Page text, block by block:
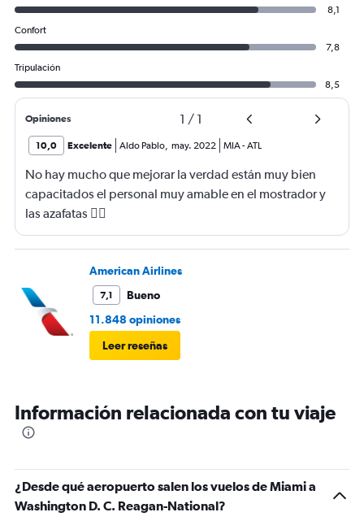
8,1
Confort
7,8
Tripulación
8,5
Opiniones 1 / 1
10,0 Excelente Aldo Pablo, may. 2022 MIA-ATL
No hay mucho que mejorar la verdad están muy bien
capacitados el personal muy amable en el mostrador y
las azafatas 👌🏼
American Airlines
7,1
Bueno
11.848 opiniones
Leer reseñas
Información relacionada con tu viaje
¿Desde qué aeropuerto salen los vuelos de Miami a
Washington D. C. Reagan-National?